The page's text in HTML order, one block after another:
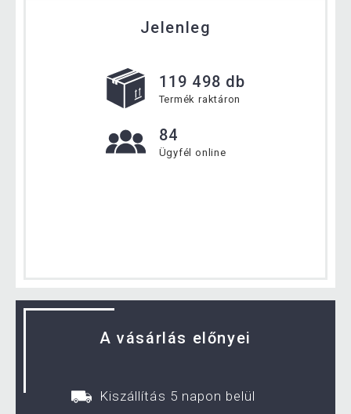
Jelenleg
119 498 db
Termék raktáron
84
Ügyfél online
A vásárlás előnyei
Kiszállítás 5 napon belül